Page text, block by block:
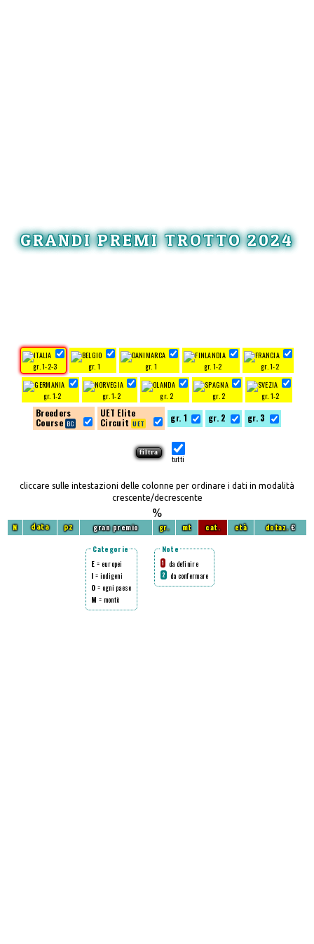
GRANDI PREMI TROTTO 2024
gr. 1-2-3 gr. 1 gr. 1 gr. 1-2 gr. 1-2
gr. 1-2 gr. 1-2 gr. 2 gr. 2 gr. 1-2
Breeders
Course
UET Elite
Circuit
gr. 1 gr. 2 gr. 3
tutti
cliccare sulle intestazioni delle colonne per ordinare i dati in modalità
crescente/decrescente
%
N data pz gran premio gr. mt cat. età dotaz.€
Categorie
E = europei
I = indigeni
O = ogni paese
M = montè
Note
1 da definire
2 da confermare